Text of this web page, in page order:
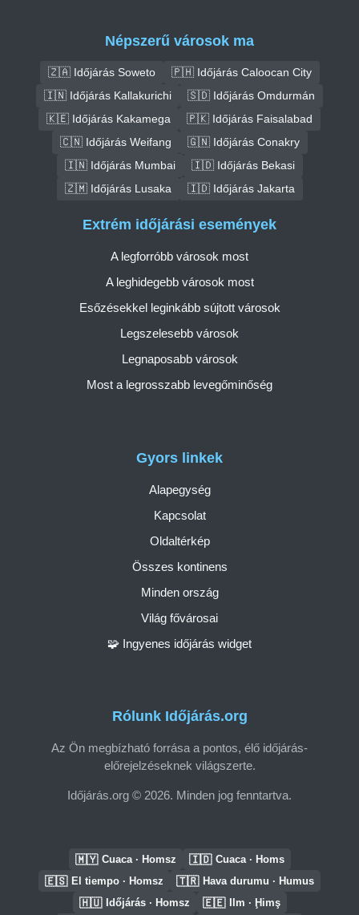
Népszerű városok ma
🇿🇦 Időjárás Soweto
🇵🇭 Időjárás Caloocan City
🇮🇳 Időjárás Kallakurichi
🇸🇩 Időjárás Omdurmán
🇰🇪 Időjárás Kakamega
🇵🇰 Időjárás Faisalabad
🇨🇳 Időjárás Weifang
🇬🇳 Időjárás Conakry
🇮🇳 Időjárás Mumbai
🇮🇩 Időjárás Bekasi
🇿🇲 Időjárás Lusaka
🇮🇩 Időjárás Jakarta
Rólunk Időjárás.org
Az Ön megbízható forrása a pontos, élő időjárás-
előrejelzéseknek világszerte.
Időjárás.org © 2026. Minden jog fenntartva.
Gyors linkek
Alapegység
Kapcsolat
Oldaltérkép
Összes kontinens
Minden ország
Világ fővárosai
🧩 Ingyenes időjárás widget
Extrém időjárási események
A legforróbb városok most
A leghidegebb városok most
Esőzésekkel leginkább sújtott városok
Legszelesebb városok
Legnaposabb városok
Most a legrosszabb levegőminőség
🇲🇾 Cuaca · Homsz 🇮🇩 Cuaca · Homs
🇪🇸 El tiempo · Homsz 🇹🇷 Hava durumu · Humus
🇭🇺 Időjárás · Homsz 🇪🇪 Ilm · Ḩimş